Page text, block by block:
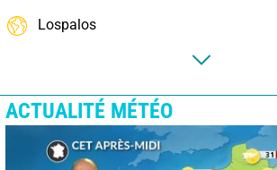
Lospalos
ACTUALITÉ MÉTÉO